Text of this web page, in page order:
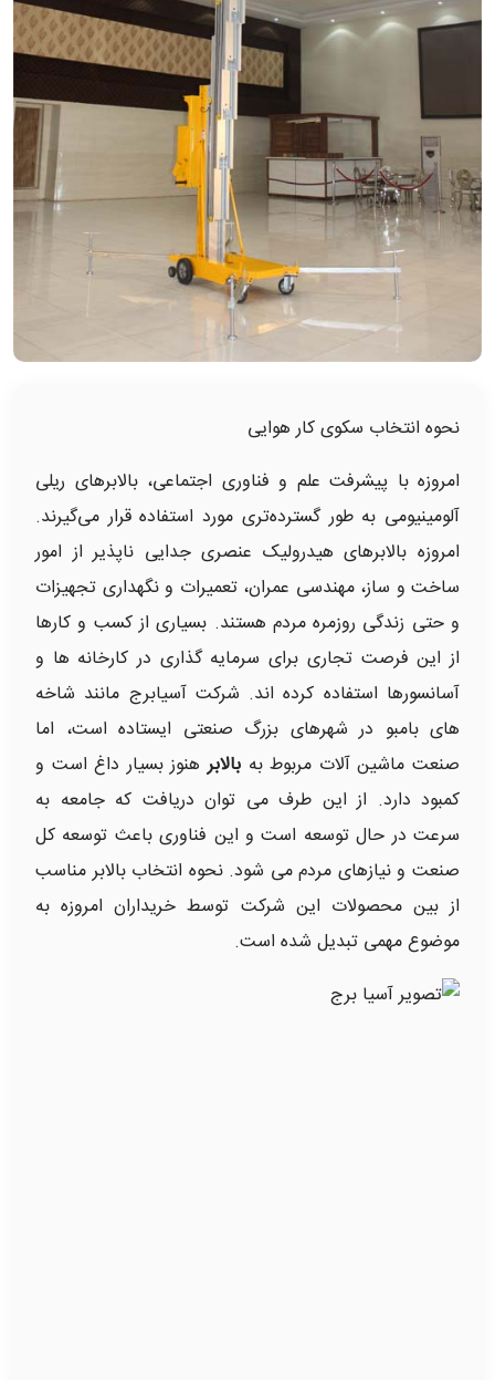
نحوه انتخاب سکوی کار هوایی
امروزه با پیشرفت علم و فناوری اجتماعی، بالابرهای ریلی
آلومینیومی به طور گسترده‌تری مورد استفاده قرار می‌گیرند.
امروزه بالابرهای هیدرولیک عنصری جدایی ناپذیر از امور
ساخت و ساز، مهندسی عمران، تعمیرات و نگهداری تجهیزات
و حتی زندگی روزمره مردم هستند. بسیاری از کسب و کارها
از این فرصت تجاری برای سرمایه گذاری در کارخانه ها و
آسانسورها استفاده کرده اند. شرکت آسیابرج مانند شاخه
های بامبو در شهرهای بزرگ صنعتی ایستاده است، اما
صنعت ماشین آلات مربوط به بالابرهنوز بسیار داغ است و
کمبود دارد. از این طرف می توان دریافت که جامعه به
سرعت در حال توسعه است و این فناوری باعث توسعه کل
صنعت و نیازهای مردم می شود. نحوه انتخاب بالابر مناسب
از بین محصولات این شرکت توسط خریداران امروزه به
موضوع مهمی تبدیل شده است.